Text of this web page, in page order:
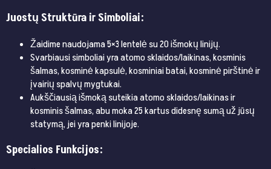
Juostų Struktūra ir Simboliai:
Žaidime naudojama 5×3 lentelė su 20 išmokų linijų.
Svarbiausi simboliai yra atomo sklaidos/laikinas, kosminis
šalmas, kosminė kapsulė, kosminiai batai, kosminė pirštinė ir
įvairių spalvų mygtukai.
Aukščiausią išmoką suteikia atomo sklaidos/laikinas ir
kosminis šalmas, abu moka 25 kartus didesnę sumą už jūsų
statymą, jei yra penki linijoje.
Specialios Funkcijos: